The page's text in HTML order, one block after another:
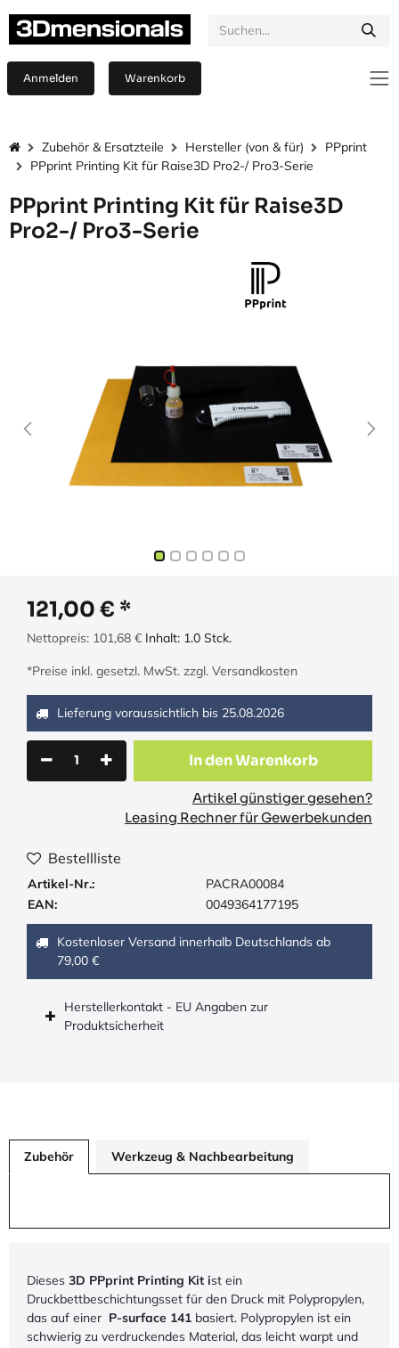
Anmelden Warenkorb
Zubehör & Ersatzteile Hersteller (von & für)
PPprint
PPprint Printing Kit für Raise3D Pro2-/ Pro3-Serie
PPprint Printing Kit für Raise3D
Pro2-/ Pro3-Serie
121,00 €
Nettopreis: 101,68 € Inhalt: 1.0 Stck.
*Preise inkl. gesetzl. MwSt. zzgl. Versandkosten
Lieferung voraussichtlich bis 25.08.2026
In den Warenkorb
Artikel günstiger gesehen?
Leasing Rechner für Gewerbekunden
Bestellliste
Artikel-Nr.:
PACRA00084
EAN:
0049364177195
Kostenloser Versand innerhalb Deutschlands ab
79,00 €
Herstellerkontakt - EU Angaben zur
Produktsicherheit
Zubehör Werkzeug & Nachbearbeitung
Dieses 3D PPprint Printing Kit ist ein
Druckbettbeschichtungsset für den Druck mit Polypropylen,
das auf einer P-surface 141 basiert. Polypropylen ist ein
schwierig zu verdruckendes Material, das leicht warpt und